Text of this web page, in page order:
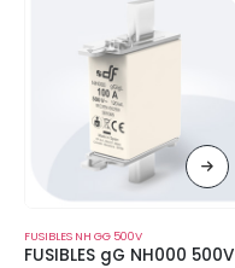
FUSIBLES NH GG 500V
FUSIBLES gG NH000 500V